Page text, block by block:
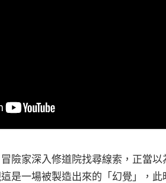
險家深入修道院找尋線索，正當
是一場被製造出來的「幻覺」，